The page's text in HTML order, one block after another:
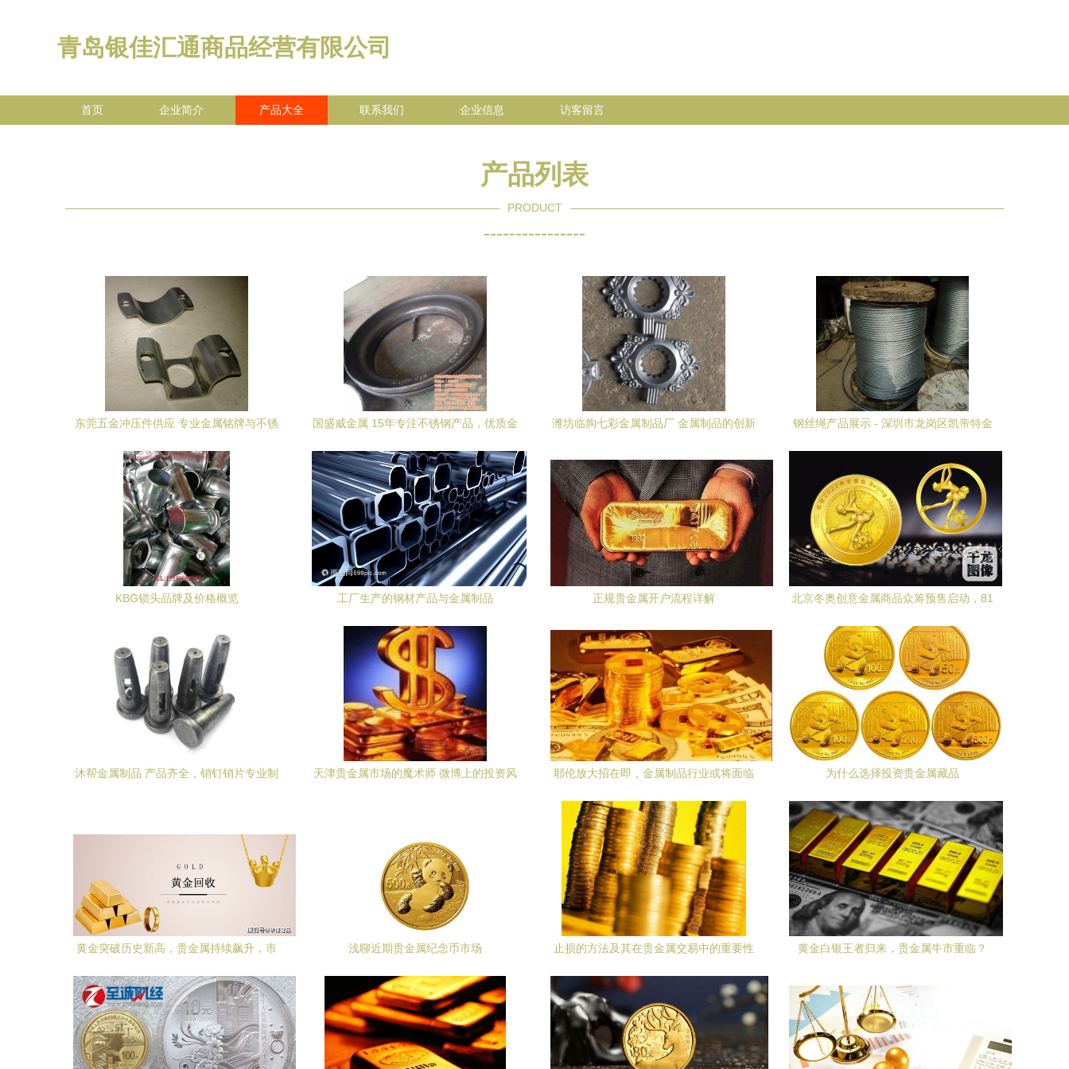
青岛银佳汇通商品经营有限公司
首页 企业简介 产品大全 联系我们 企业信息 访客留言
产品列表
PRODUCT
----------------
东莞五金冲压件供应 专业金属铭牌与不锈
国盛威金属 15年专注不锈钢产品，优质金
潍坊临朐七彩金属制品厂 金属制品的创新
钢丝绳产品展示 - 深圳市龙岗区凯帝特金
KBG锁头品牌及价格概览 工厂生产的钢材产品与金属制品 正规贵金属开户流程详解
北京冬奥创意金属商品众筹预售启动，81
沐帮金属制品 产品齐全，销钉销片专业制
天津贵金属市场的魔术师 微博上的投资风
耶伦放大招在即，金属制品行业或将面临
为什么选择投资贵金属藏品
黄金突破历史新高，贵金属持续飙升，市
浅聊近期贵金属纪念币市场 止损的方法及其在贵金属交易中的重要性 黄金白银王者归来，贵金属牛市重临？